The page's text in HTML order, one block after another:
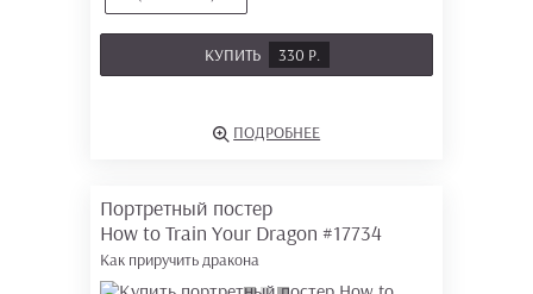
КУПИТЬ 330 Р.
ПОДРОБНЕЕ
Портретный постер
How to Train Your Dragon #17734
Как приручить дракона